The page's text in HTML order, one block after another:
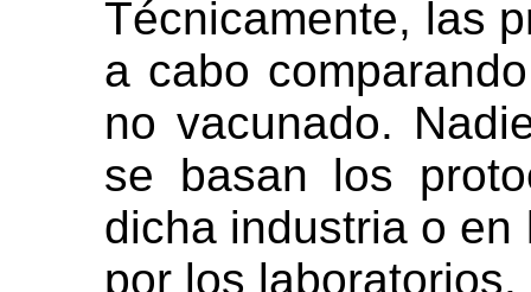
Técnicamente, las
a cabo
no vacunado.
se basan los
dicha industria o
por los laboratorios.